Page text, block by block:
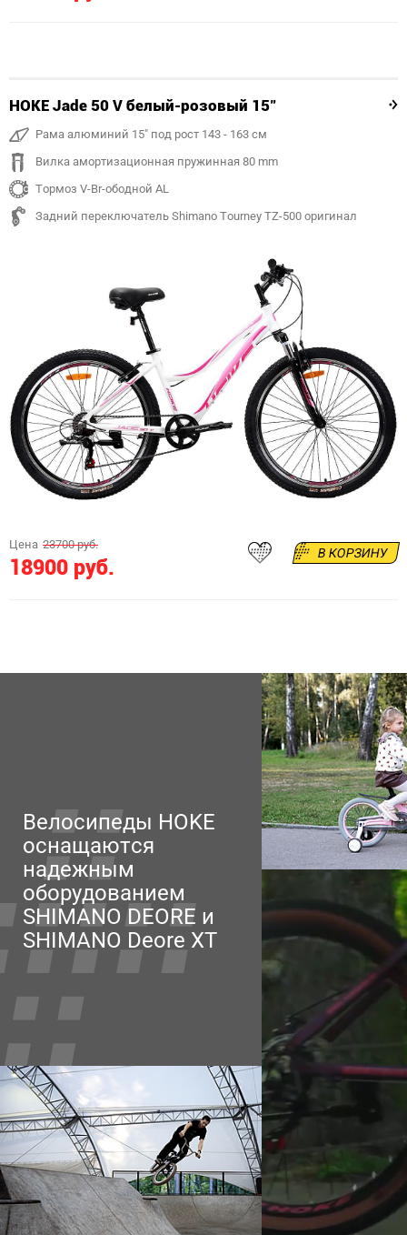
HOKE Jade 50 V белый-розовый 15"
Рама алюминий 15" под рост 143 - 163 см
Вилка амортизационная пружинная 80 mm
Тормоз V-Br-ободной AL
Задний переключатель Shimano Tourney TZ-500 оригинал
Цена 23700 руб.
18900 руб.
В КОРЗИНУ
Велосипеды HOKE
оснащаются
надежным
оборудованием
SHIMANO DEORE и
SHIMANO Deore XT